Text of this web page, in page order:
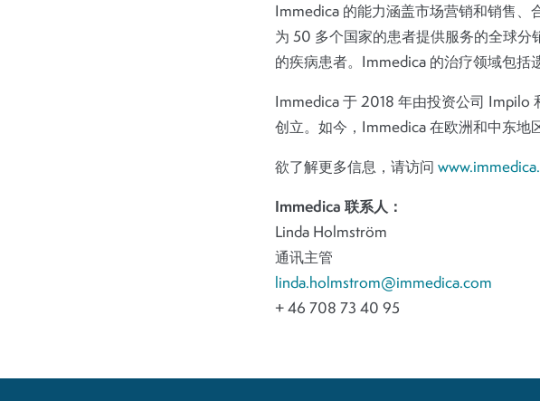
Immedica 的能力涵盖市场营销和销售、
为 50 多个国家的患者提供服务的全球
的疾病患者。Immedica 的治疗领域包括
Immedica 于 2018 年由投资公司 Impilo
创立。如今，Immedica 在欧洲和中东地
欲了解更多信息，请访问
Immedica 联系人：
Linda Holmström
通讯主管
linda.holmstrom@immedica.com
+ 46 708 73 40 95